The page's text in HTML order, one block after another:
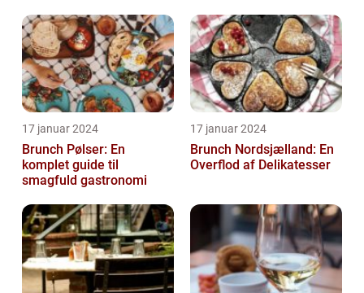
17 januar 2024
Brunch Pølser: En
komplet guide til
smagfuld gastronomi
17 januar 2024
Brunch Nordsjælland: En
Overflod af Delikatesser